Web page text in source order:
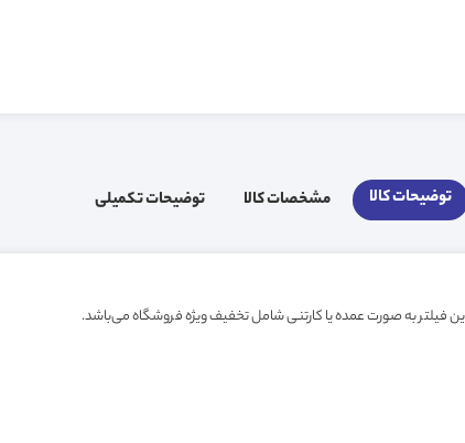
توضیحات کالا مشخصات کالا توضیحات تکمیلی